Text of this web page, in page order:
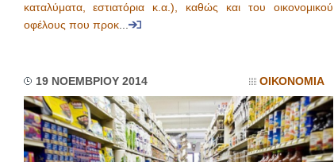
καταλύματα, εστιατόρια κ.α.), καθώς και του οικονομικού
οφέλους που προκ...
19 ΝΟΕΜΒΡΙΟΥ 2014 ΟΙΚΟΝΟΜΙΑ